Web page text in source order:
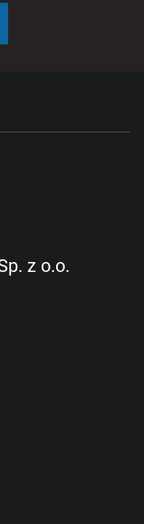
z o.o.